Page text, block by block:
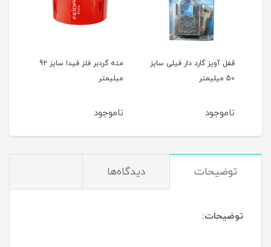
میلیمتر
ناموجود
کرم آبرسان گیاهی آسارا
ناموجود
توضیحات دیدگاه‌ها
توضیحات: